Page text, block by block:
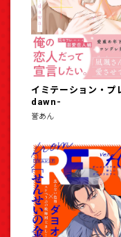
イミテーション・プ
dawn-
誉あん